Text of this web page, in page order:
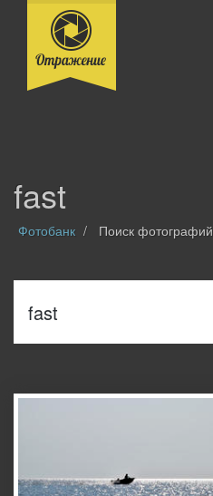
fast
Фотобанк Поиск фотографий